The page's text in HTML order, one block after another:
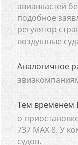
авиавластей
подобное
регулятор
воздушные
Аналогичное
Тем временем
о
737 MАХ 8. У
судов.